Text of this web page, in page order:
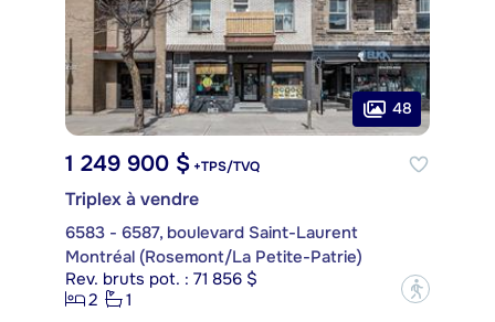
48
1 249 900 $ +TPS/TVQ
Triplex à vendre
6583 - 6587, boulevard Saint-Laurent
Montréal (Rosemont/La Petite-Patrie)
Rev. bruts pot. : 71 856 $
2
1 ?